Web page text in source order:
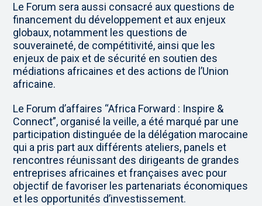
Le Forum sera aussi consacré aux questions de
financement du développement et aux enjeux
globaux, notamment les questions de
souveraineté, de compétitivité, ainsi que les
enjeux de paix et de sécurité en soutien des
médiations africaines et des actions de l’Union
africaine.
Le Forum d’affaires “Africa Forward : Inspire &
Connect”, organisé la veille, a été marqué par une
participation distinguée de la délégation marocaine
qui a pris part aux différents ateliers, panels et
rencontres réunissant des dirigeants de grandes
entreprises africaines et françaises avec pour
objectif de favoriser les partenariats économiques
et les opportunités d’investissement.